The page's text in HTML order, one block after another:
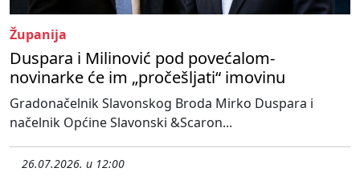
Županija
Duspara i Milinović pod povećalom-
novinarke će im „pročešljati“ imovinu
Gradonačelnik Slavonskog Broda Mirko Duspara i
načelnik Općine Slavonski &Scaron...
26.07.2026. u 12:00